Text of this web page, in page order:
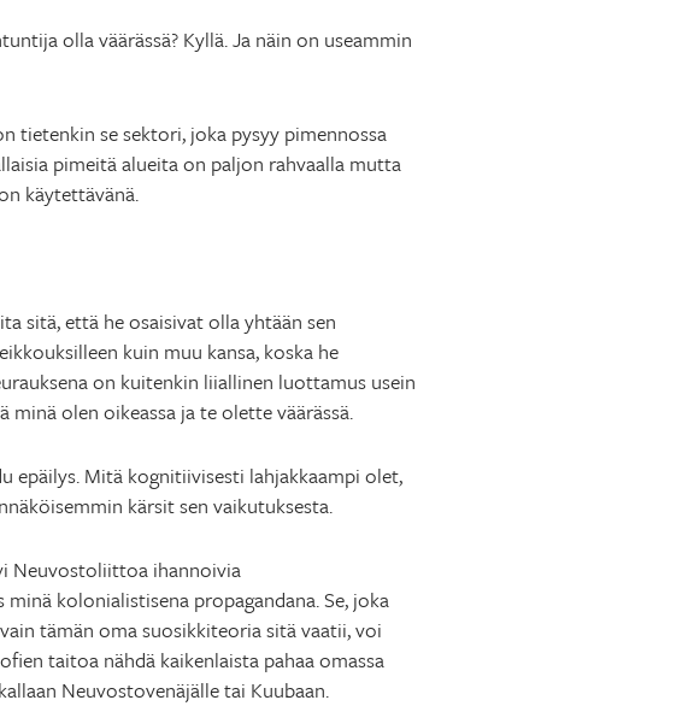
olla väärässä? Kyllä. Ja näin on useammin
tietenkin se sektori, joka pysyy pimennossa
pimeitä alueita on paljon rahvaalla mutta
käytettävänä.
sitä, että he osaisivat olla yhtään sen
kuin muu kansa, koska he
on kuitenkin liiallinen luottamus usein
olen oikeassa ja te olette väärässä.
epäilys. Mitä kognitiivisesti lahjakkaampi olet,
kärsit sen vaikutuksesta.
Neuvostoliittoa ihannoivia
minä kolonialistisena propagandana. Se, joka
tämän oma suosikkiteoria sitä vaatii, voi
taitoa nähdä kaikenlaista pahaa omassa
Neuvostovenäjälle tai Kuubaan.